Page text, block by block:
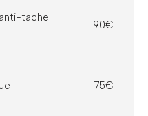
tache
90€
75€